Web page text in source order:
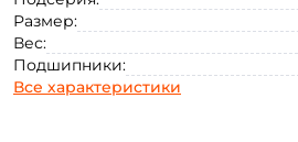
Размер:
Вес:
Подшипники:
Все характеристики